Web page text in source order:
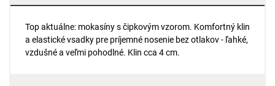
Top aktuálne: mokasíny s čipkovým vzorom. Komfortný klin
a elastické vsadky pre príjemné nosenie bez otlakov - ľahké,
vzdušné a veľmi pohodlné. Klin cca 4 cm.